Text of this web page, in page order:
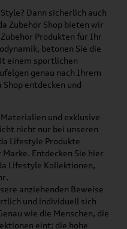
Dann sicherlich auch
Zubehör Shop bieten wir
Produkten für Ihr
betonen Sie die
einem sportlichen
genau nach Ihrem
entdecken und
und exklusive
nicht nur bei unseren
Lifestyle Produkte
Entdecken Sie hier
Lifestyle Kollektionen,
anziehenden Beweise
und individuell sich
wie die Menschen, die
eint: die hohe